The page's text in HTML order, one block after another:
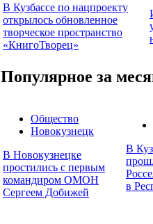
В Кузбассе по нацпроекту
открылось обновленное
творческое пространство
«КнигоТворец»
Популярное за
Общество
Новокузнецк
В Новокузнецке
простились с первым
командиром ОМОН
Сергеем Добижей
В
в